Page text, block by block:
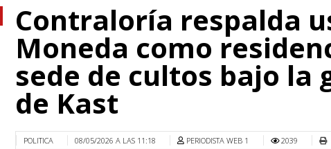
Contraloría respalda
Moneda como
sede de cultos bajo la
de Kast
POLITICA 08/05/2026 A LAS 11:18 PERIODISTA WEB 1 2039